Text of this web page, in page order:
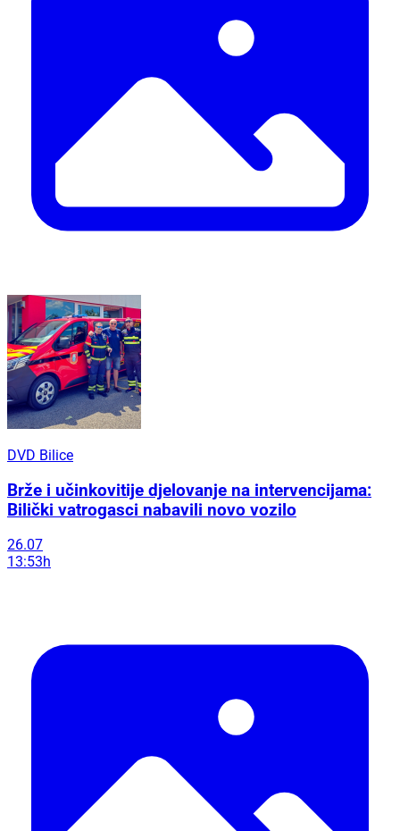
DVD Bilice
Brže i učinkovitije djelovanje na intervencijama:
Bilički vatrogasci nabavili novo vozilo
26.07
13:53h